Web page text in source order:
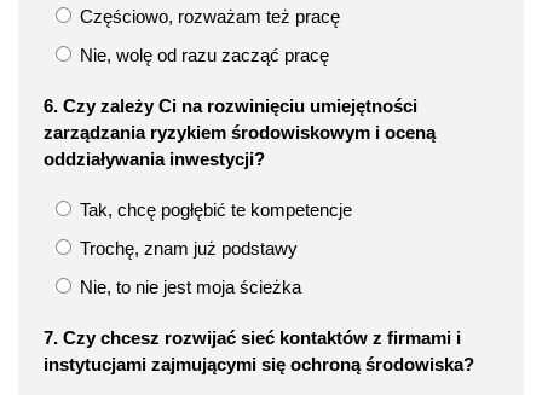
Częściowo, rozważam też pracę
Nie, wolę od razu zacząć pracę
6. Czy zależy Ci na rozwinięciu umiejętności
zarządzania ryzykiem środowiskowym i oceną
oddziaływania inwestycji?
Tak, chcę pogłębić te kompetencje
Trochę, znam już podstawy
Nie, to nie jest moja ścieżka
7. Czy chcesz rozwijać sieć kontaktów z firmami i
instytucjami zajmującymi się ochroną środowiska?